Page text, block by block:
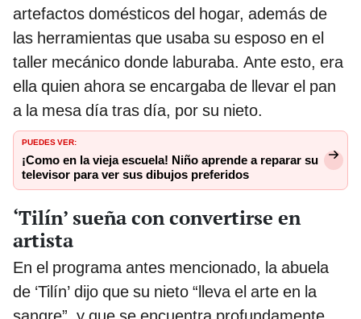
artefactos domésticos del hogar, además de
las herramientas que usaba su esposo en el
taller mecánico donde laburaba. Ante esto, era
ella quien ahora se encargaba de llevar el pan
a la mesa día tras día, por su nieto.
PUEDES VER:
¡Como en la vieja escuela! Niño aprende a reparar su
televisor para ver sus dibujos preferidos
‘Tilín’ sueña con convertirse en
artista
En el programa antes mencionado, la abuela
de ‘Tilín’ dijo que su nieto “lleva el arte en la